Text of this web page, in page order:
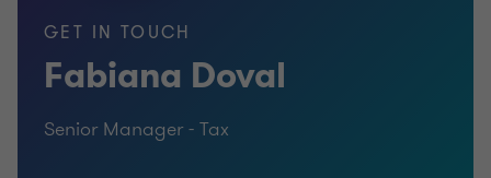
GET IN TOUCH
Fabiana Doval
Senior Manager - Tax